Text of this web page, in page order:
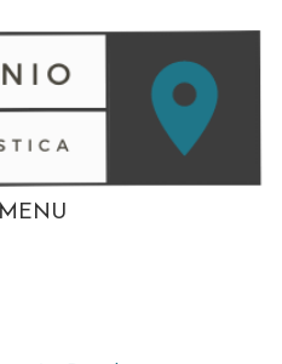
MENU